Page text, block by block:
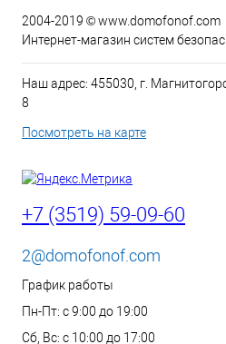
2004-2019 © www.domofonof.com
Интернет-магазин систем
Наш адрес: 455030, г.
8
Посмотреть на карте
+7 (3519) 59-09-60
2@domofonof.com
График работы
Пн-Пт: с 9:00 до 19:00
Сб, Вс: с 10:00 до 17:00